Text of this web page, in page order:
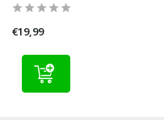
€19,99